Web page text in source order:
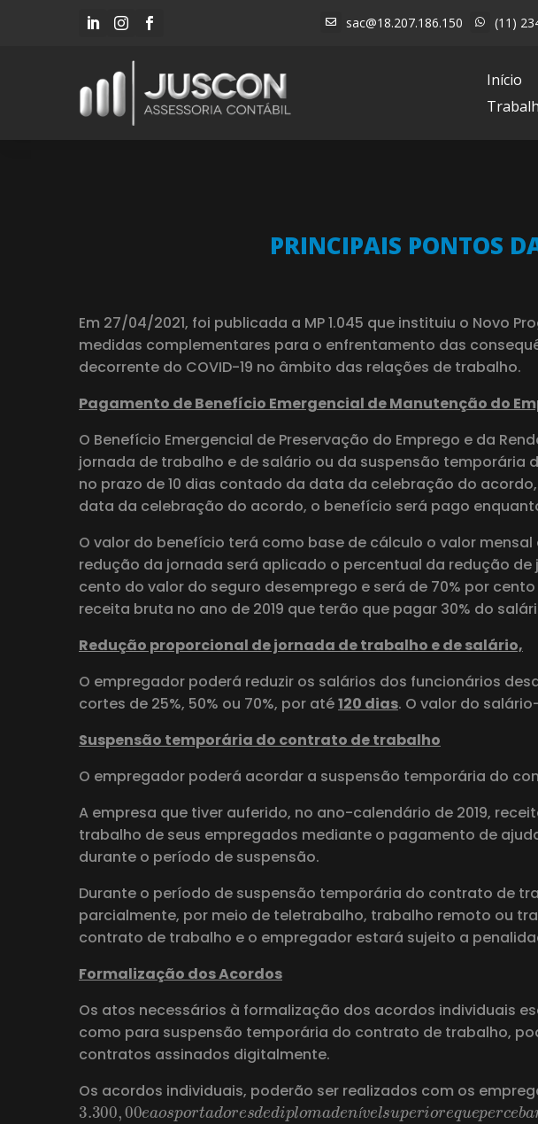
    sac@18.207.186.150  (11)
Início
PRINCIPAIS PONTOS
Em 27/04/2021, foi publicada a MP 1.045 que instituiu o Novo
medidas complementares para o enfrentamento das
decorrente do COVID-19 no âmbito das relações de trabalho.
Pagamento de Benefício Emergencial de Manutenção do
O Benefício Emergencial de Preservação do Emprego e da
jornada de trabalho e de salário ou da suspensão
no prazo de 10 dias contado da data da celebração do
data da celebração do acordo, o benefício será pago
O valor do benefício terá como base de cálculo o valor
redução da jornada será aplicado o percentual da redução
cento do valor do seguro desemprego e será de 70% por
receita bruta no ano de 2019 que terão que pagar 30% do
Redução proporcional de jornada de trabalho e de salário,
O empregador poderá reduzir os salários dos funcionários
cortes de 25%, 50% ou 70%, por até120 dias. O valor do
Suspensão temporária do contrato de trabalho
O empregador poderá acordar a suspensão temporária do
A empresa que tiver auferido, no ano-calendário de 2019,
trabalho de seus empregados mediante o pagamento de
durante o período de suspensão.
Durante o período de suspensão temporária do contrato de
parcialmente, por meio de teletrabalho, trabalho remoto ou
contrato de trabalho e o empregador estará sujeito a
Formalização dos Acordos
Os atos necessários à formalização dos acordos individuais
como para suspensão temporária do contrato de trabalho,
contratos assinados digitalmente.
Os acordos individuais, poderão ser realizados com os
í
3.300,00eaosportad oresdediplomadení velsup erioreq